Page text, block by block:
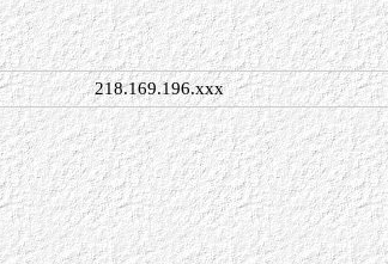
218.169.196.xxx